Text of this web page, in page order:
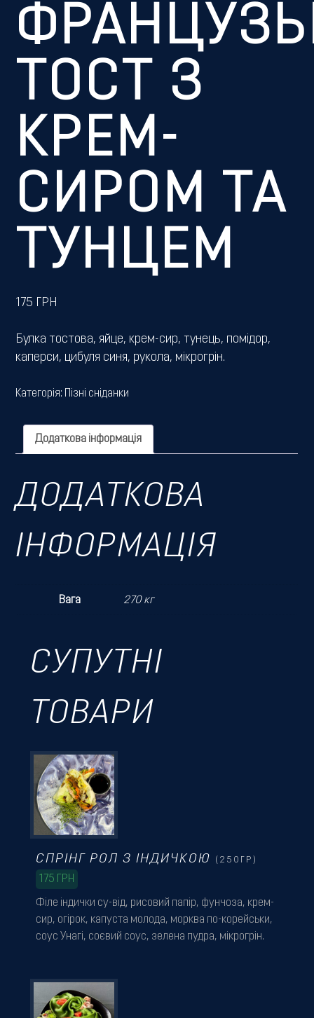
ТОСТ З
КРЕМ-
СИРОМ ТА
ТУНЦЕМ
175 ГРН
Булка тостова, яйце, крем-сир, тунець, помідор,
каперси, цибуля синя, рукола, мікрогрін.
Категорія: Пізні сніданки
Додаткова інформація
ДОДАТКОВА
ІНФОРМАЦІЯ
Вага 270 кг
СУПУТНІ
ТОВАРИ
Філе індички су-від, рисовий папір, фунчоза, крем-
сир, огірок, капуста молода, морква по-корейськи,
соус Унагі, соєвий соус, зелена пудра, мікрогрін.
СПРІНГ РОЛ З ІНДИЧКОЮ (250ГР)
175 ГРН